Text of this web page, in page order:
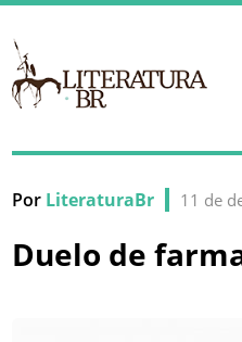
Por LiteraturaBr 11 de
Duelo de